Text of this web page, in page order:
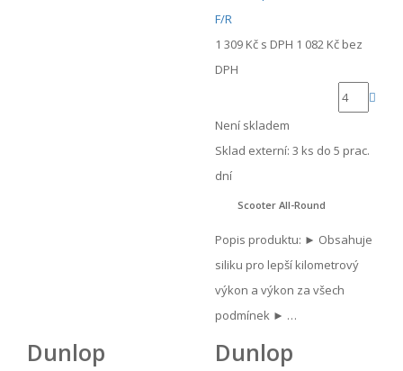
1 309 Kč s DPH 1 082 Kč bez
DPH
Není skladem
Sklad externí: 3 ks do 5 prac.
dní
Scooter All-Round
Popis produktu: ► Obsahuje
siliku pro lepší kilometrový
výkon a výkon za všech
podmínek ► …
Dunlop
Dunlop